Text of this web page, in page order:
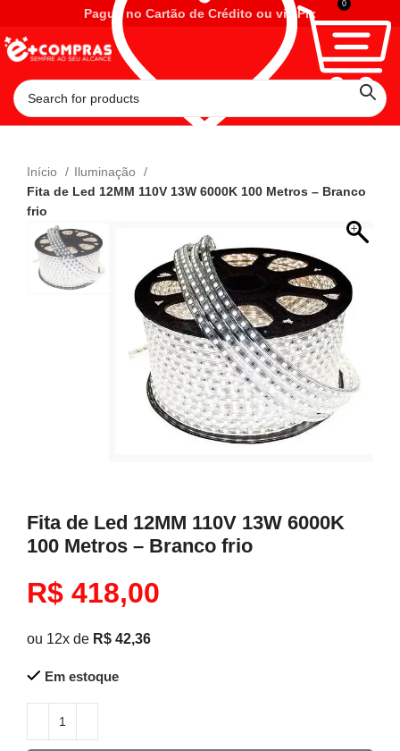
Pague no Cartão de Crédito ou via Pix
0
Início
Iluminação
Fita de Led 12MM 110V 13W 6000K 100 Metros – Branco
frio
Fita de Led 12MM 110V 13W 6000K
100 Metros – Branco frio
R$ 418,00
ou 12x de R$ 42,36
Em estoque